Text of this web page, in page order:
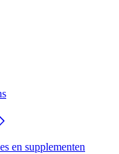
en supplementen